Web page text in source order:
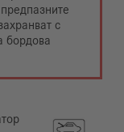
с
бордова